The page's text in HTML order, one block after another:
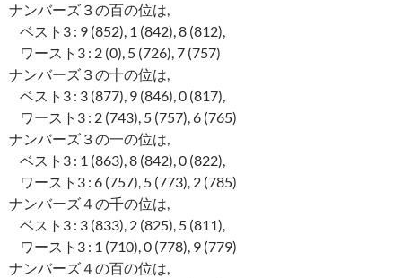
ナンバーズ３の百の位は,
ベスト3 : 9 (852), 1 (842), 8 (812),
ワースト3 : 2 (0), 5 (726), 7 (757)
ナンバーズ３の十の位は,
ベスト3 : 3 (877), 9 (846), 0 (817),
ワースト3 : 2 (743), 5 (757), 6 (765)
ナンバーズ３の一の位は,
ベスト3 : 1 (863), 8 (842), 0 (822),
ワースト3 : 6 (757), 5 (773), 2 (785)
ナンバーズ４の千の位は,
ベスト3 : 3 (833), 2 (825), 5 (811),
ワースト3 : 1 (710), 0 (778), 9 (779)
ナンバーズ４の百の位は,